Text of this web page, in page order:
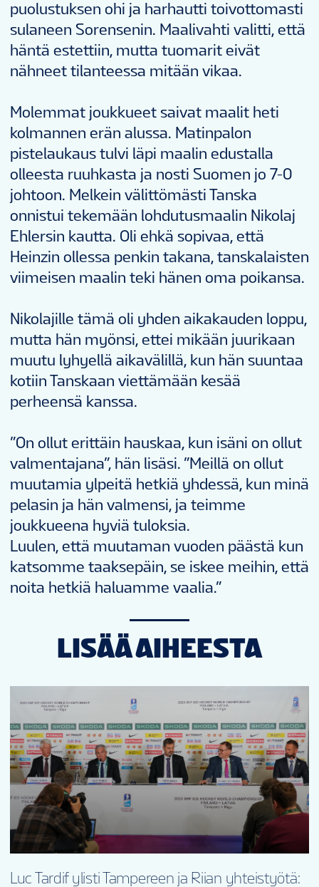
puolustuksen ohi ja harhautti toivottomasti
sulaneen Sorensenin. Maalivahti valitti, että
häntä estettiin, mutta tuomarit eivät
nähneet tilanteessa mitään vikaa.
Molemmat joukkueet saivat maalit heti
kolmannen erän alussa. Matinpalon
pistelaukaus tulvi läpi maalin edustalla
olleesta ruuhkasta ja nosti Suomen jo 7-0
johtoon. Melkein välittömästi Tanska
onnistui tekemään lohdutusmaalin Nikolaj
Ehlersin kautta. Oli ehkä sopivaa, että
Heinzin ollessa penkin takana, tanskalaisten
viimeisen maalin teki hänen oma poikansa.
Nikolajille tämä oli yhden aikakauden loppu,
mutta hän myönsi, ettei mikään juurikaan
muutu lyhyellä aikavälillä, kun hän suuntaa
kotiin Tanskaan viettämään kesää
perheensä kanssa.
”On ollut erittäin hauskaa, kun isäni on ollut
valmentajana”, hän lisäsi. ”Meillä on ollut
muutamia ylpeitä hetkiä yhdessä, kun minä
pelasin ja hän valmensi, ja teimme
joukkueena hyviä tuloksia.
Luulen, että muutaman vuoden päästä kun
katsomme taaksepäin, se iskee meihin, että
noita hetkiä haluamme vaalia.”
LISÄÄ AIHEESTA
Luc Tardif ylisti Tampereen ja Riian yhteistyötä: